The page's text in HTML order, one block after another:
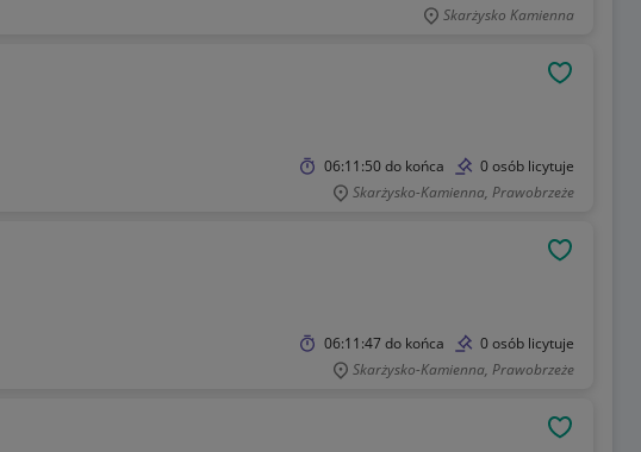
Skarżysko Kamienna
06:11:50do końca 0 osób licytuje
Skarżysko-Kamienna, Prawobrzeże
06:11:47do końca 0 osób licytuje
Skarżysko-Kamienna, Prawobrzeże